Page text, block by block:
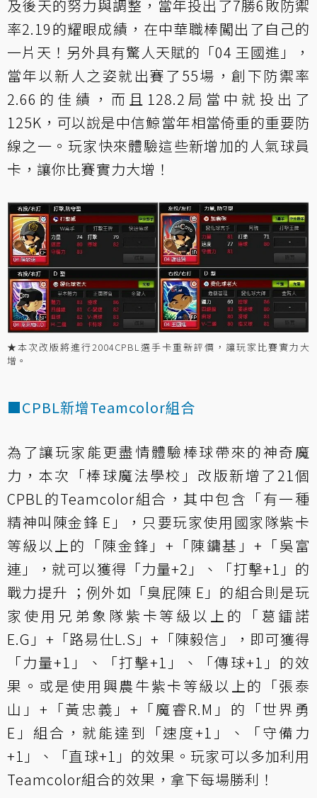
及後天的努力與調整，當年投出了7勝6敗防禦
率2.19的耀眼成績，在中華職棒闖出了自己的
一片天！另外具有驚人天賦的「04 王國進」，
當年以新人之姿就出賽了55場，創下防禦率
2.66的佳績，而且128.2局當中就投出了
125K，可以說是中信鯨當年相當倚重的重要防
線之一。玩家快來體驗這些新增加的人氣球員
卡，讓你比賽實力大增！
★本次改版將進行2004CPBL選手卡重新評價，讓玩家比賽實力大
增。
■CPBL新增Teamcolor組合
為了讓玩家能更盡情體驗棒球帶來的神奇魔
力，本次「棒球魔法學校」改版新增了21個
CPBL的Teamcolor組合，其中包含「有一種
精神叫陳金鋒 E」，只要玩家使用國家隊紫卡
等級以上的「陳金鋒」+「陳鏞基」+「吳富
連」，就可以獲得「力量+2」、「打擊+1」的
戰力提升 ；例外如「臭屁陳 E」的組合則是玩
家使用兄弟象隊紫卡等級以上的「葛鐳諾
E.G」+「路易仕L.S」+「陳毅信」，即可獲得
「力量+1」、「打擊+1」、「傳球+1」的效
果。或是使用興農牛紫卡等級以上的「張泰
山」+「黃忠義」+「魔睿R.M」的「世界勇
E」組合，就能達到「速度+1」、「守備力
+1」、「直球+1」的效果。玩家可以多加利用
Teamcolor組合的效果，拿下每場勝利！